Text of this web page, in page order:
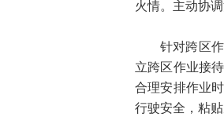
火情。主动协
针对跨区
立跨区作业接
合理安排作业
行驶安全，粘